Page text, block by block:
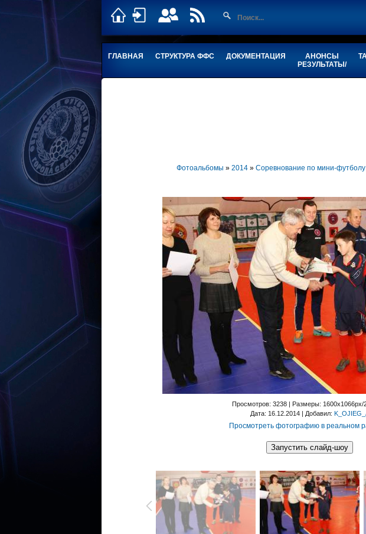
ГЛАВНАЯ СТРУКТУРА ФФС ДОКУМЕНТАЦИЯ
АНОНСЫ
РЕЗУЛЬТАТЫ/
Фотоальбомы » 2014» Соревнование по мини-
Просмотров: 3238 | Размеры: 1600x1066px/
Дата: 16.12.2014 | Добавил:
Просмотреть фотографию в реальном